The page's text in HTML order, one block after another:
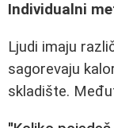
Individualni
Ljudi imaju
sagorevaju
skladište.